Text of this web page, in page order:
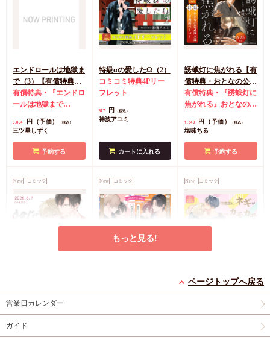
エンドロールは地獄ま
で（3）【有償特典・
小冊子＋箔押しA5ア
クリルボード】
有償特典・『エンドロ
ールは地獄まで
典・『エンドロールは
しA5アクリルボード
コミコミ特典8P小冊
風A5イラストカード
3,894 円（予価） （税込）
三ツ星しずく
予約する
特級αの愛したΩ（2）
コミコミ特典4Pリー
フレット
877 円 （税込）
神波アユミ
カートに入れる
誘蛾灯に焦がれる【有
償特典・おとなの公式
同人誌】
有償特典・『誘蛾灯に
焦がれる』おとなの公
典漫画ペーパー
1,540 円（予価） （税込）
塩味ちる
予約する
New コミック
有償特典・『うなじに
恋の痕』12P小冊子
永乃あづみ
New コミック
ず【有償】+柴崎さん
償】』【8/17締切！予
選)】
2冊セット購入特典・
子＆ミニクリアカード
くらげと恋知らず』お
New コミック
カモカモ【有償特典・
小冊子】【予約キャン
ら受付開始】
有償特典・『冷蔵庫に
モ』12P小冊子 店舗共
もっと見る!
ページトップへ戻る
営業日カレンダー
ガイド